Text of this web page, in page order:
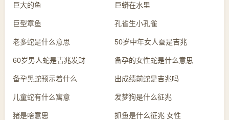
巨大的鱼 巨蟒在水里
巨型章鱼 孔雀生小孔雀
老多蛇是什么意思 50岁中年女人蚕是吉兆
60岁男人蛇是吉兆发财 备孕的女性蛇是什么意思
备孕黑蛇预示着什么 出成绩前蛇是吉兆吗
儿童蛇有什么寓意 发梦狗是什么征兆
猪是啥意思 抓鱼是什么征兆 女性